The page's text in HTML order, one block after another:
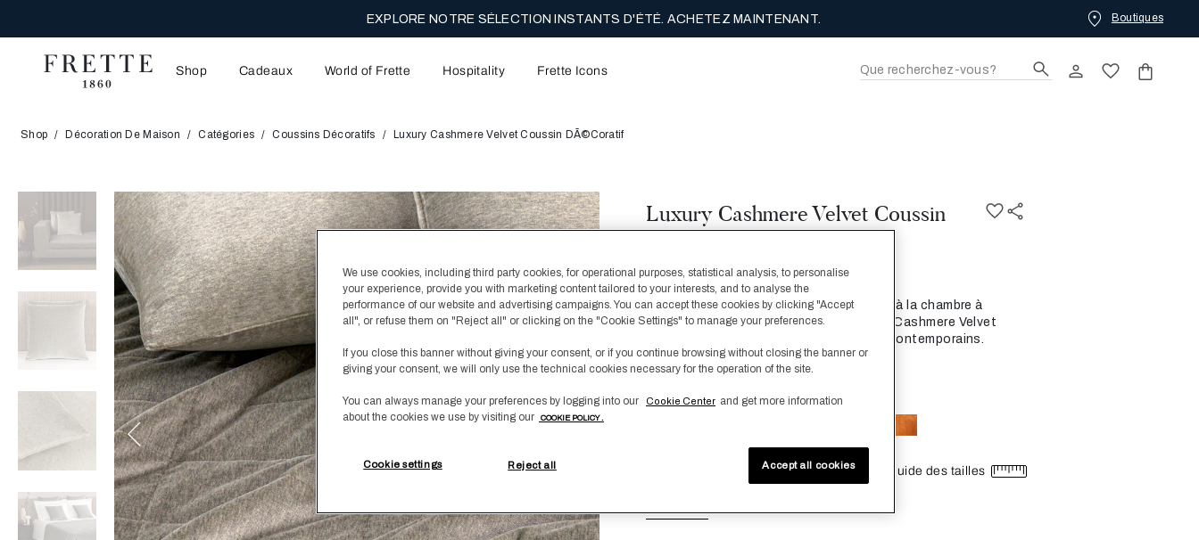
PROFITEZ DE LA LIVRAISON GRATUITE SUR VOS COMMANDES À PRIX PLEIN. ACHETEZ. Boutiques
Shop Cadeaux World of Frette Hospitality Frette Icons
Shop Décoration De Maison Catégories Coussins Décoratifs Luxury Cashmere Velvet Coussin DÃ©coratif
Luxury Cashmere Velvet Coussin
330,00 €
Créé pour ajouter une touche de chaleur à la chambre à
coucher, notre coussin décoratif Luxury Cashmere Velvet
complète tout naturellement les styles contemporains.
Coussin non fourni.
Couleur HeatherGrey
Guide des tailles
We use cookies, including third party cookies, for operational purposes, statistical analysis, to personalise
your experience, provide you with marketing content tailored to your interests, and to analyse the
performance of our website and advertising campaigns. You can accept these cookies by clicking "Accept
all", or refuse them on "Reject all" or clicking on the "Cookie Settings" to manage your preferences.
If you close this banner without giving your consent, or if you continue browsing without closing the banner or
giving your consent, we will only use the technical cookies necessary for the operation of the site.
You can always manage your preferences by logging into our Cookie Center and get more information
about the cookies we use by visiting our
COOKIE POLICY .
Cookie settings Reject all Accept all cookies